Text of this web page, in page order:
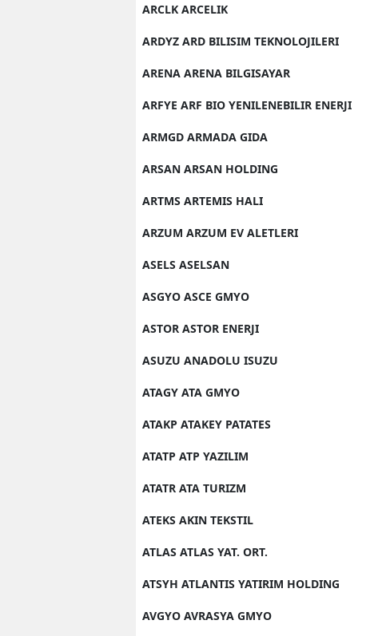
ARCLK ARCELIK
ARDYZ ARD BILISIM TEKNOLOJILERI
ARENA ARENA BILGISAYAR
ARFYE ARF BIO YENILENEBILIR ENERJI
ARMGD ARMADA GIDA
ARSAN ARSAN HOLDING
ARTMS ARTEMIS HALI
ARZUM ARZUM EV ALETLERI
ASELS ASELSAN
ASGYO ASCE GMYO
ASTOR ASTOR ENERJI
ASUZU ANADOLU ISUZU
ATAGY ATA GMYO
ATAKP ATAKEY PATATES
ATATP ATP YAZILIM
ATATR ATA TURIZM
ATEKS AKIN TEKSTIL
ATLAS ATLAS YAT. ORT.
ATSYH ATLANTIS YATIRIM HOLDING
AVGYO AVRASYA GMYO